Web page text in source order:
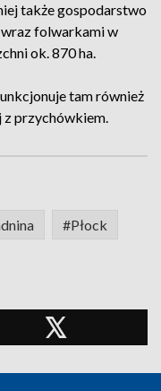
także gospodarstwo
folwarkami w
ok. 870 ha.
tam również
z przychówkiem.
#Płock